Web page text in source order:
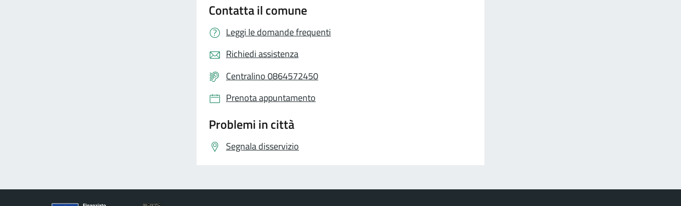
Contatta il comune
Leggi le domande frequenti
Richiedi assistenza
Centralino 0864572450
Prenota appuntamento
Problemi in città
Segnala disservizio